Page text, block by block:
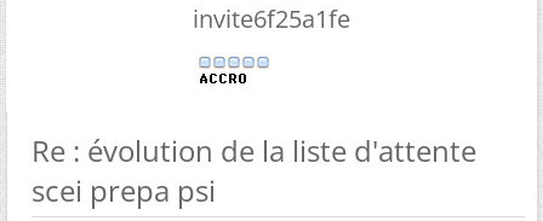
invite6f25a1fe
Re : évolution de la liste d'attente
scei prepa psi